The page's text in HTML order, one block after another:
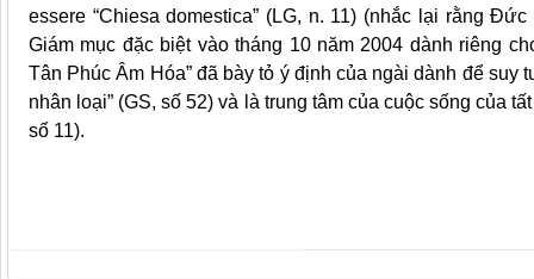
essere “Chiesa domestica” (LG, n. 11) (nhắc lại rằng
Giám mục đặc biệt vào tháng 10 năm 2004 dành riêng
Tân Phúc Âm Hóa” đã bày tỏ ý định của ngài dành để
nhân loại” (GS, số 52) và là trung tâm của cuộc sống của
số 11).